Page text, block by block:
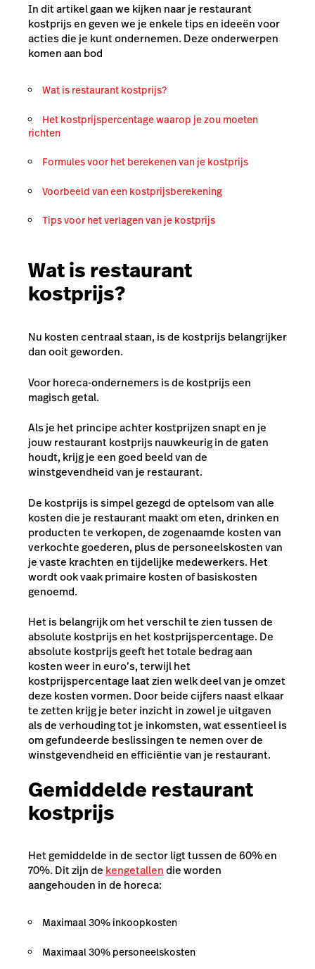
In dit artikel gaan we kijken naar je restaurant
kostprijs en geven we je enkele tips en ideeën voor
acties die je kunt ondernemen. Deze onderwerpen
komen aan bod
Wat is restaurant kostprijs?
Het kostprijspercentage waarop je zou moeten
richten
Formules voor het berekenen van je kostprijs
Voorbeeld van een kostprijsberekening
Tips voor het verlagen van je kostprijs
Wat is restaurant
kostprijs?
Nu kosten centraal staan, is de kostprijs belangrijker
dan ooit geworden.
Voor horeca-ondernemers is de kostprijs een
magisch getal.
Als je het principe achter kostprijzen snapt en je
jouw restaurant kostprijs nauwkeurig in de gaten
houdt, krijg je een goed beeld van de
winstgevendheid van je restaurant.
De kostprijs is simpel gezegd de optelsom van alle
kosten die je restaurant maakt om eten, drinken en
producten te verkopen, de zogenaamde kosten van
verkochte goederen, plus de personeelskosten van
je vaste krachten en tijdelijke medewerkers. Het
wordt ook vaak primaire kosten of basiskosten
genoemd.
Het is belangrijk om het verschil te zien tussen de
absolute kostprijs en het kostprijspercentage. De
absolute kostprijs geeft het totale bedrag aan
kosten weer in euro’s, terwijl het
kostprijspercentage laat zien welk deel van je omzet
deze kosten vormen. Door beide cijfers naast elkaar
te zetten krijg je beter inzicht in zowel je uitgaven
als de verhouding tot je inkomsten, wat essentieel is
om gefundeerde beslissingen te nemen over de
winstgevendheid en efficiëntie van je restaurant.
Gemiddelde restaurant
kostprijs
Het gemiddelde in de sector ligt tussen de 60% en
70%. Dit zijn de kengetallendie worden
aangehouden in de horeca:
Maximaal 30% inkoopkosten
Maximaal 30% personeelskosten